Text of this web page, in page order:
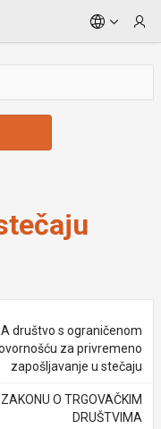
društvo s ograničenom
za privremeno
zapošljavanje u stečaju
O TRGOVAČKIM
DRUŠTVIMA